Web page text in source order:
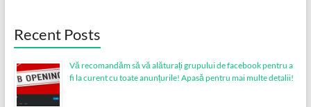
Recent Posts
Vă recomandăm să vă alăturați grupului de facebook pentru a
fi la curent cu toate anunțurile! Apasă pentru mai multe detalii!